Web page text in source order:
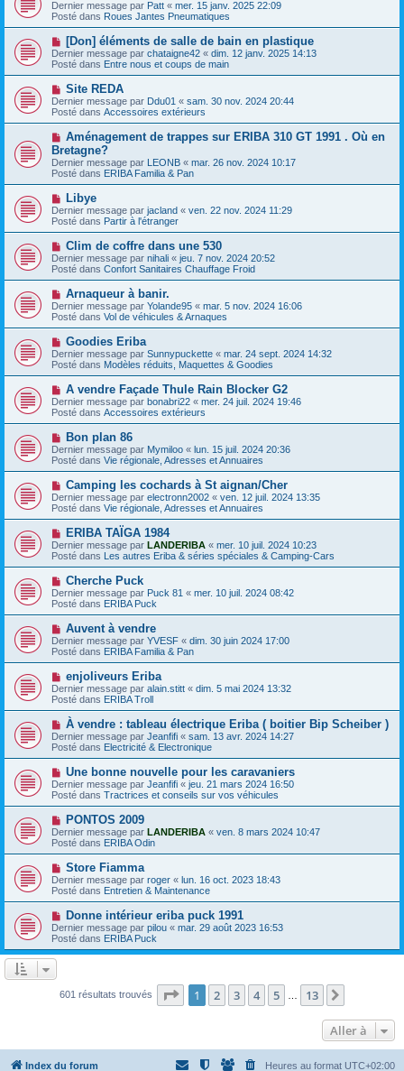
g
e
u
m
e
s
a
g
e
u
v
e
u
m
e
s
s
a
g
Dernier message par Patt « mer. 15 janv. 2025 22:09
Posté dans Roues Jantes Pneumatiques
N
o
u
v
e
a
u
m
e
s
s
a
g
e
[Don] éléments de salle de bain en plastique
Dernier message par chataigne42 « dim. 12 janv. 2025 14:13
Posté dans Entre nous et coups de main
N
o
u
v
a
u
m
e
s
s
a
g
e
Site REDA
Dernier message par Ddu01 « sam. 30 nov. 2024 20:44
Posté dans Accessoires extérieurs
N
u
v
e
a
m
e
s
s
g
e
Aménagement de trappes sur ERIBA 310 GT 1991 . Où en
Bretagne?
Dernier message par LEONB « mar. 26 nov. 2024 10:17
Posté dans ERIBA Familia & Pan
N
o
u
v
a
u
m
e
s
s
a
g
e
Libye
Dernier message par jacland « ven. 22 nov. 2024 11:29
Posté dans Partir à l'étranger
N
o
u
v
a
u
m
e
s
s
a
g
Clim de coffre dans une 530
Dernier message par nihali « jeu. 7 nov. 2024 20:52
Posté dans Confort Sanitaires Chauffage Froid
N
o
u
v
a
u
m
e
s
s
a
g
e
Arnaqueur à banir.
Dernier message par Yolande95 « mar. 5 nov. 2024 16:06
Posté dans Vol de véhicules & Arnaques
N
o
u
v
a
u
m
e
s
a
g
e
Goodies Eriba
Dernier message par Sunnypuckette « mar. 24 sept. 2024 14:32
Posté dans Modèles réduits, Maquettes & Goodies
N
o
u
v
e
a
u
m
e
s
s
a
g
e
A vendre Façade Thule Rain Blocker G2
Dernier message par bonabri22 « mer. 24 juil. 2024 19:46
Posté dans Accessoires extérieurs
N
o
u
v
a
u
m
e
s
a
g
e
Bon plan 86
Dernier message par Mymiloo « lun. 15 juil. 2024 20:36
Posté dans Vie régionale, Adresses et Annuaires
N
o
u
v
e
a
u
m
e
s
s
a
g
Camping les cochards à St aignan/Cher
Dernier message par electronn2002 « ven. 12 juil. 2024 13:35
Posté dans Vie régionale, Adresses et Annuaires
N
o
u
v
a
u
m
e
s
s
a
g
ERIBA TAÏGA 1984
Dernier message par LANDERIBA « mer. 10 juil. 2024 10:23
Posté dans Les autres Eriba & séries spéciales & Camping-Cars
N
o
u
v
a
u
m
e
s
s
a
g
Cherche Puck
Dernier message par Puck 81 « mer. 10 juil. 2024 08:42
Posté dans ERIBA Puck
N
o
u
v
a
u
m
e
s
s
a
g
e
Auvent à vendre
Dernier message par YVESF « dim. 30 juin 2024 17:00
Posté dans ERIBA Familia & Pan
N
o
u
v
a
u
m
e
s
s
a
g
e
enjoliveurs Eriba
Dernier message par alain.stitt « dim. 5 mai 2024 13:32
Posté dans ERIBA Troll
N
o
u
v
e
a
u
m
e
s
a
g
e
À vendre : tableau électrique Eriba ( boitier Bip Scheiber )
Dernier message par Jeanfifi « sam. 13 avr. 2024 14:27
Posté dans Electricité & Electronique
N
o
u
v
e
a
u
m
e
s
s
a
g
e
Une bonne nouvelle pour les caravaniers
Dernier message par Jeanfifi « jeu. 21 mars 2024 16:50
Posté dans Tractrices et conseils sur vos véhicules
N
o
u
v
e
a
u
m
e
s
a
g
e
PONTOS 2009
Dernier message par LANDERIBA « ven. 8 mars 2024 10:47
Posté dans ERIBA Odin
N
o
u
v
e
a
u
m
e
g
Store Fiamma
Dernier message par roger « lun. 16 oct. 2023 18:43
Posté dans Entretien & Maintenance
N
o
u
v
e
m
e
Donne intérieur eriba puck 1991
Dernier message par pilou « mar. 29 août 2023 16:53
Posté dans ERIBA Puck
601 résultats trouvés Page 1sur13
1 2 3 4 5 13
Aller à
Index du forum Heures au format UTC+02:00